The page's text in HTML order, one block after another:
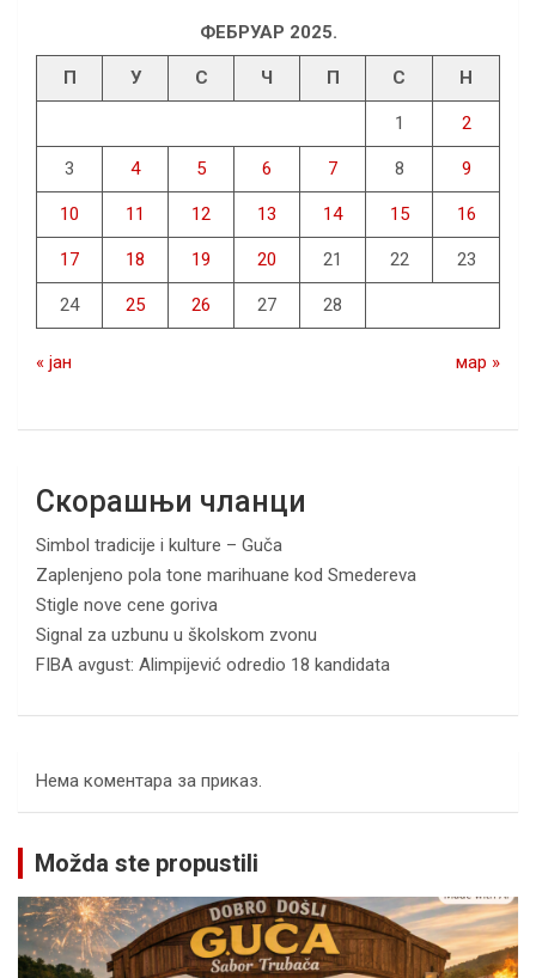
ФЕБРУАР 2025.
П У С Ч П С Н
1 2
3 4 5 6 7 8 9
10 11 12 13 14 15 16
17 18 19 20 21 22 23
24 25 26 27 28
« јан мар »
Скорашњи чланци
Simbol tradicije i kulture – Guča
Zaplenjeno pola tone marihuane kod Smedereva
Stigle nove cene goriva
Signal za uzbunu u školskom zvonu
FIBA avgust: Alimpijević odredio 18 kandidata
Нема коментара за приказ.
Možda ste propustili